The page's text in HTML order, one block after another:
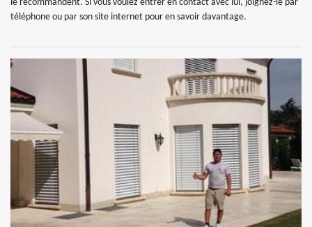
le recommandent. Si vous voulez entrer en contact avec lui, joignez-le par
téléphone ou par son site internet pour en savoir davantage.